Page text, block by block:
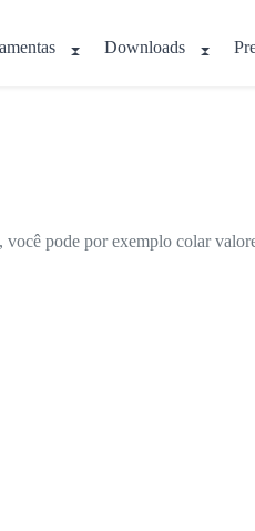
Downloads
pode por exemplo colar